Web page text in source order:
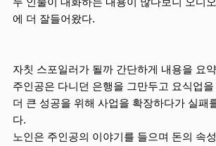
에 더 잘들어왔다.
자칫 스포일러가 될까 간단하게 내용을 요
주인공은 다니던 은행을 그만두고 요식업
더 큰 성공을 위해 사업을 확장하다가 실패
다.
노인은 주인공의 이야기를 들으며 돈의 속